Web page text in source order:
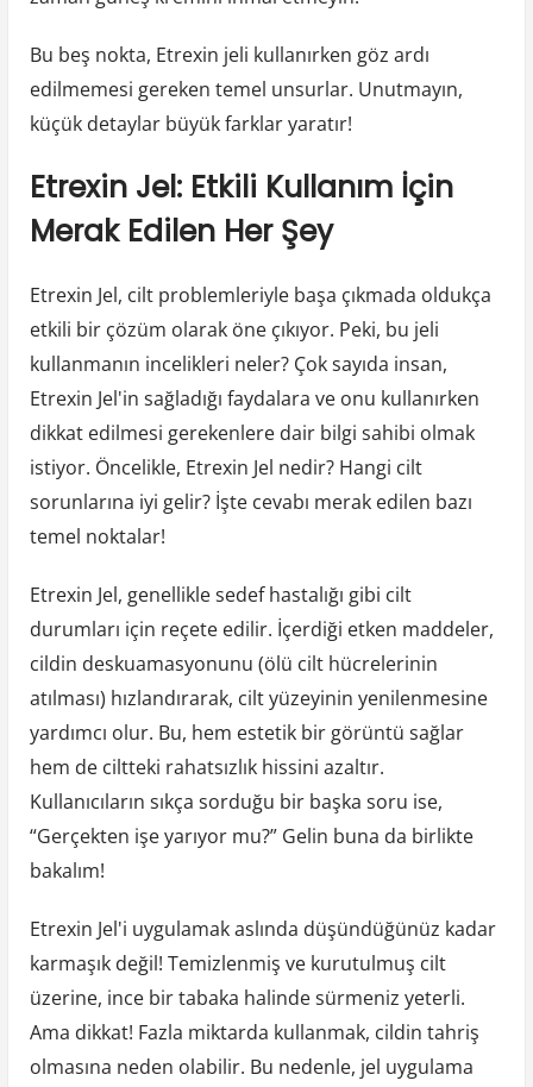
Bu beş nokta, Etrexin jeli kullanırken göz ardı
edilmemesi gereken temel unsurlar. Unutmayın,
küçük detaylar büyük farklar yaratır!
Etrexin Jel: Etkili Kullanım İçin
Merak Edilen Her Şey
Etrexin Jel, cilt problemleriyle başa çıkmada oldukça
etkili bir çözüm olarak öne çıkıyor. Peki, bu jeli
kullanmanın incelikleri neler? Çok sayıda insan,
Etrexin Jel'in sağladığı faydalara ve onu kullanırken
dikkat edilmesi gerekenlere dair bilgi sahibi olmak
istiyor. Öncelikle, Etrexin Jel nedir? Hangi cilt
sorunlarına iyi gelir? İşte cevabı merak edilen bazı
temel noktalar!
Etrexin Jel, genellikle sedef hastalığı gibi cilt
durumları için reçete edilir. İçerdiği etken maddeler,
cildin deskuamasyonunu (ölü cilt hücrelerinin
atılması) hızlandırarak, cilt yüzeyinin yenilenmesine
yardımcı olur. Bu, hem estetik bir görüntü sağlar
hem de ciltteki rahatsızlık hissini azaltır.
Kullanıcıların sıkça sorduğu bir başka soru ise,
“Gerçekten işe yarıyor mu?” Gelin buna da birlikte
bakalım!
Etrexin Jel'i uygulamak aslında düşündüğünüz kadar
karmaşık değil! Temizlenmiş ve kurutulmuş cilt
üzerine, ince bir tabaka halinde sürmeniz yeterli.
Ama dikkat! Fazla miktarda kullanmak, cildin tahriş
olmasına neden olabilir. Bu nedenle, jel uygulama